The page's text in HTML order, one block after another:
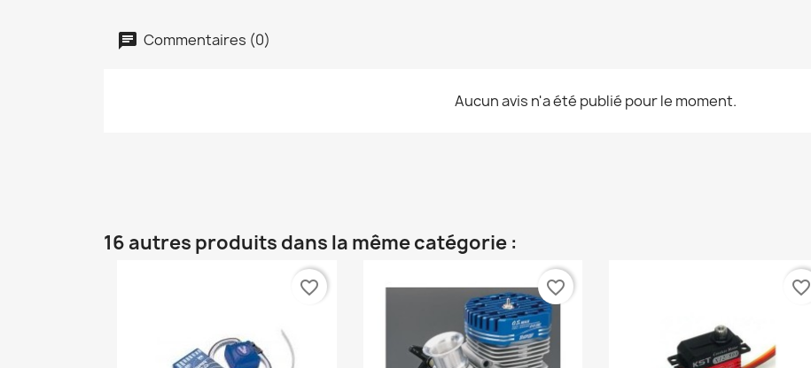
Commentaires (0)
Aucun avis n'a été publié pour le moment.
16 autres produits dans la même catégorie :
favorite_border favorite_border favorite_border